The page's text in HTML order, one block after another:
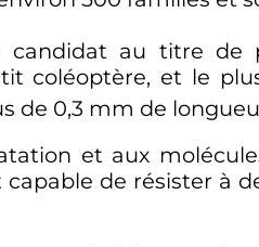
candidat au titre de
coléoptère, et le
de 0,3 mm de
et aux
capable de résister à